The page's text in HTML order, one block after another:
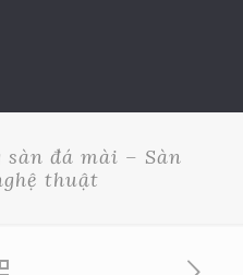
đá mài – Sàn
thuật